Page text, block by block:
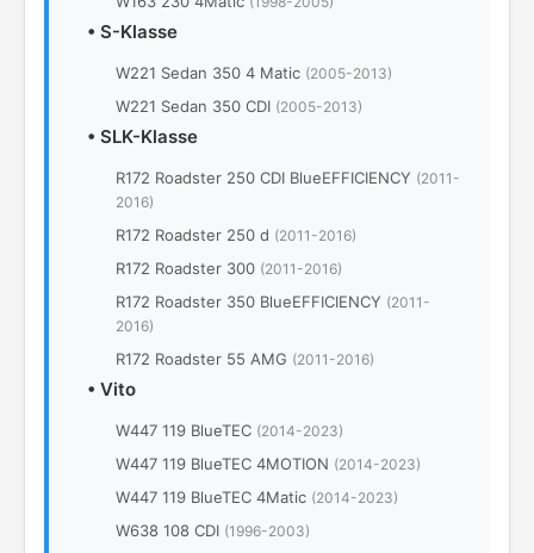
• S-Klasse
W221 Sedan 350 4 Matic (2005-2013)
W221 Sedan 350 CDI (2005-2013)
• SLK-Klasse
R172 Roadster 250 CDI BlueEFFICIENCY (2011-
2016)
R172 Roadster 250 d (2011-2016)
R172 Roadster 300 (2011-2016)
R172 Roadster 350 BlueEFFICIENCY (2011-
2016)
R172 Roadster 55 AMG (2011-2016)
• Vito
W447 119 BlueTEC (2014-2023)
W447 119 BlueTEC 4MOTION (2014-2023)
W447 119 BlueTEC 4Matic (2014-2023)
W638 108 CDI (1996-2003)